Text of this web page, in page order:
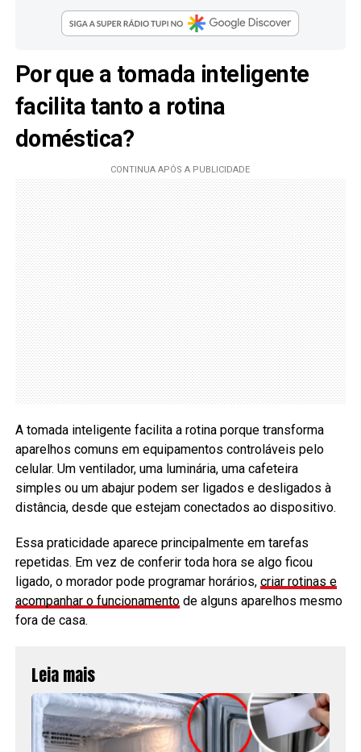
Por que a tomada inteligente
facilita tanto a rotina
doméstica?
A tomada inteligente facilita a rotina porque transforma
aparelhos comuns em equipamentos controláveis pelo
celular. Um ventilador, uma luminária, uma cafeteira
simples ou um abajur podem ser ligados e desligados à
distância, desde que estejam conectados ao dispositivo.
Essa praticidade aparece principalmente em tarefas
repetidas. Em vez de conferir toda hora se algo ficou
ligado, o morador pode programar horários, criar rotinas e
acompanhar o funcionamentode alguns aparelhos mesmo
fora de casa.
Leia mais